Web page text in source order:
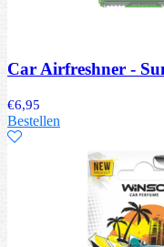
Car Airfreshner -
€6,95
Bestellen